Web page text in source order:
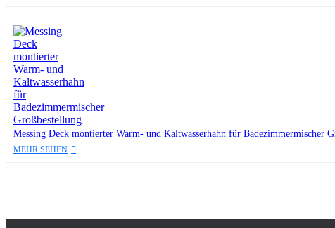
Messing Deck montierter Warm- und Kaltwasserhahn für Badezimmermischer
MEHR SEHEN